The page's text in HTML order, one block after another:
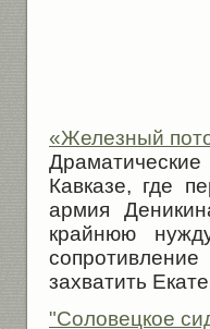
«Железный
Кавказе, где
армия
крайнюю
захватить
"Соловецкое